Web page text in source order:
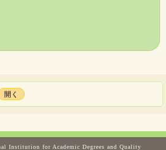
Institution for Academic Degrees and Quality